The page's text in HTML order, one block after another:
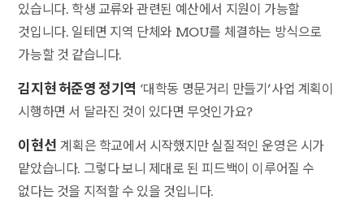
있습니다. 학생 교류와 관련된 예산에서 지원이 가능할
것입니다. 일테면 지역 단체와 MOU를 체결하는 방식으로
가능할 것 같습니다.
김지현 허준영 정기역 ‘대학동 명문거리 만들기’사업 계획이
시행하면 서 달라진 것이 있다면 무엇인가요?
이현선계획은 학교에서 시작했지만 실질적인 운영은 시가
맡았습니다. 그렇다 보니 제대로 된 피드백이 이루어질 수
없다는 것을 지적할 수 있을 것입니다.